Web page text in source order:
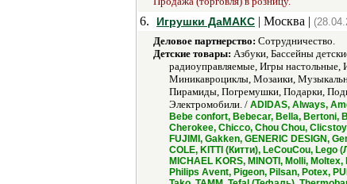
6. Игрушки ДаМАКС | Москва |
Деловое партнерство: Сотрудничество.
Детские товары: Азбуки, Бассейны
радиоуправляемые, Игры
Миникавроциклы, Мозаики,
Пирамиды, Погремушки, Подарки,
Электромобили. / ADIDAS, Always,
Bebe confort, Bebecar, Bella, Bertoni,
Cherokee, Chicco, Chou Chou,
FUJIMI, Gakken, GENERIC DESIGN,
COLE, KITTI (Китти), LeCouCou,
MICHAEL KORS, MINOTI, Molli,
Philips Avent, Pigeon, Pilsan, Potex,